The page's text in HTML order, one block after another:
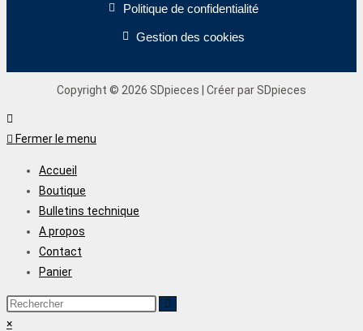
Politique de confidentialité
Gestion des cookies
Copyright © 2026 SDpieces | Créer par SDpieces
Fermer le menu
Accueil
Boutique
Bulletins technique
A propos
Contact
Panier
×